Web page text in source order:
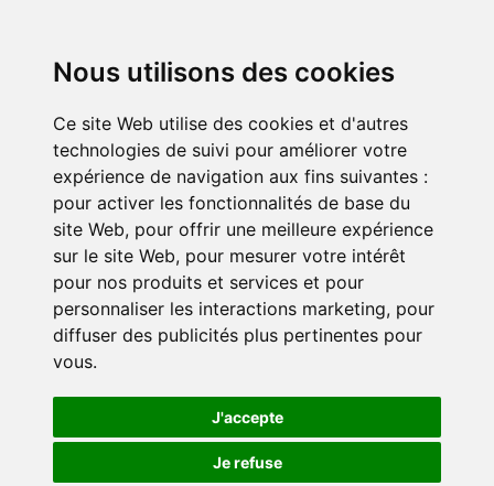
Nous utilisons des cookies
Ce site Web utilise des cookies et d'autres
technologies de suivi pour améliorer votre
expérience de navigation aux fins suivantes :
pour activer les fonctionnalités de base du
site Web, pour offrir une meilleure expérience
sur le site Web, pour mesurer votre intérêt
pour nos produits et services et pour
personnaliser les interactions marketing, pour
diffuser des publicités plus pertinentes pour
vous.
J'accepte
Je refuse